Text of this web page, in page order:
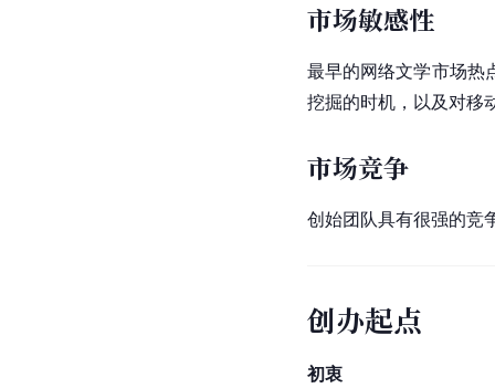
市场敏感性
最早的网络文学市场热
挖掘的时机，以及对移
市场竞争
创始团队具有很强的竞
创办起点
初衷